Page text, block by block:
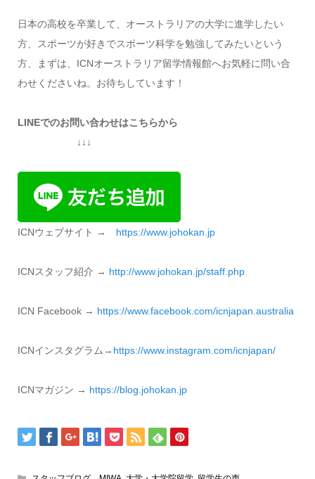
日本の高校を卒業して、オーストラリアの大学に進学したい
方、スポーツが好きでスポーツ科学を勉強してみたいという
方、まずは、ICNオーストラリア留学情報館へお気軽に問い合
わせくださいね。お待ちしています！
LINEでのお問い合わせはこちらから
↓↓↓
ICNウェブサイト → https://www.johokan.jp
ICNスタッフ紹介 → http://www. johokan.jp/staff.php
ICN Facebook → https://www.facebook.com/icnjapan. australia
ICNインスタグラム→ https://www.instagram.com/icnjapan/
ICNマガジン → https://blog. johokan.jp